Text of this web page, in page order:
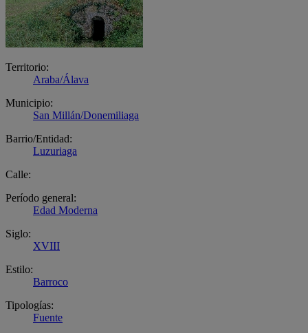
Territorio:
Araba/Álava
Municipio:
San Millán/Donemiliaga
Barrio/Entidad:
Luzuriaga
Calle:
Período general:
Edad Moderna
Siglo:
XVIII
Estilo:
Barroco
Tipologías:
Fuente